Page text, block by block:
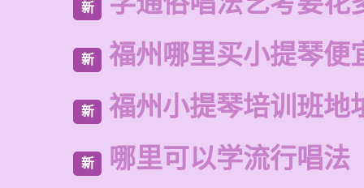
新
新 福州哪里买小提琴便
新 福州小提琴培训班地
新 哪里可以学流行唱法